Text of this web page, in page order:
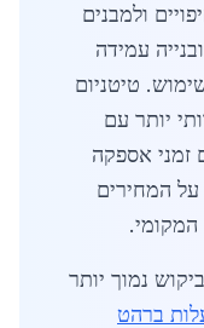
ולמבנים
עמידה
טיטניום
יותר עם
זמני אספקה
על המחירים
המקומי.
נמוך יותר
ברהט